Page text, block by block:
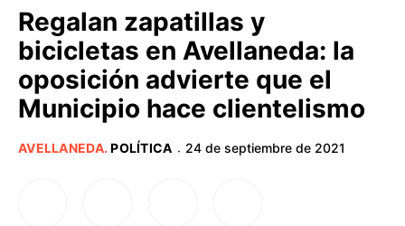
BUENOS AIRES
PROVINCIAS
Regalan zapatillas y
bicicletas en Avellaneda: la
oposición advierte que el
Municipio hace clientelismo
AVELLANEDA.POLÍTICA · 24 de septiembre de 2021